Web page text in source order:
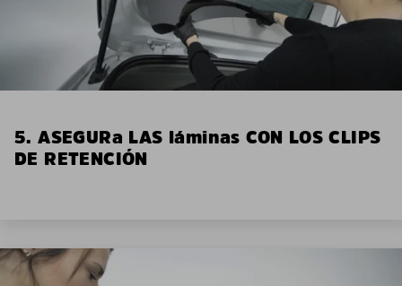
5. ASEGURa LAS láminas CON LOS CLIPS
DE RETENCIÓN